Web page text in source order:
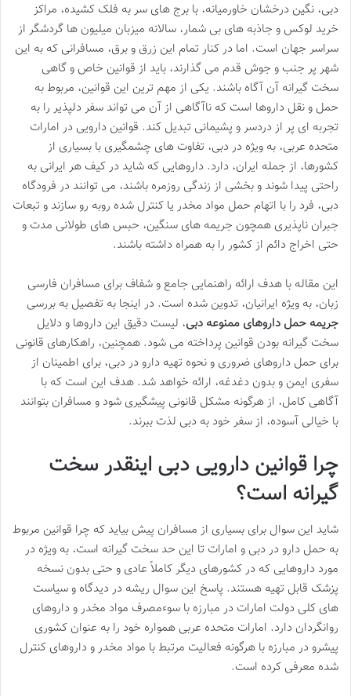
دبی، نگین درخشان خاورمیانه، با برج های سر به فلک کشیده، مراکز
خرید لوکس و جاذبه های بی شمار، سالانه میزبان میلیون ها گردشگر از
سراسر جهان است. اما در کنار تمام این زرق و برق، مسافرانی که به این
شهر پر جنب و جوش قدم می گذارند، باید از قوانین خاص و گاهی
سخت گیرانه آن آگاه باشند. یکی از مهم ترین این قوانین، مربوط به
حمل و نقل داروها است که ناآگاهی از آن می تواند سفر دلپذیر را به
تجربه ای پر از دردسر و پشیمانی تبدیل کند. قوانین دارویی در امارات
متحده عربی، به ویژه در دبی، تفاوت های چشمگیری با بسیاری از
کشورها، از جمله ایران، دارد. داروهایی که شاید در کیف هر ایرانی به
راحتی پیدا شوند و بخشی از زندگی روزمره باشند، می توانند در فرودگاه
دبی، فرد را با اتهام حمل مواد مخدر یا کنترل شده روبه رو سازند و تبعات
جبران ناپذیری همچون جریمه های سنگین، حبس های طولانی مدت و
حتی اخراج دائم از کشور را به همراه داشته باشند.
این مقاله با هدف ارائه راهنمایی جامع و شفاف برای مسافران فارسی
زبان، به ویژه ایرانیان، تدوین شده است. در اینجا به تفصیل به بررسی
جریمه حمل داروهای ممنوعه دبی، لیست دقیق این داروها و دلایل
سخت گیرانه بودن قوانین پرداخته می شود. همچنین، راهکارهای قانونی
برای حمل داروهای ضروری و نحوه تهیه دارو در دبی، برای اطمینان از
سفری ایمن و بدون دغدغه، ارائه خواهد شد. هدف این است که با
آگاهی کامل، از هرگونه مشکل قانونی پیشگیری شود و مسافران بتوانند
با خیالی آسوده، از سفر خود به دبی لذت ببرند.
چرا قوانین دارویی دبی اینقدر سخت
گیرانه است؟
شاید این سوال برای بسیاری از مسافران پیش بیاید که چرا قوانین مربوط
به حمل دارو در دبی و امارات تا این حد سخت گیرانه است، به ویژه در
مورد داروهایی که در کشورهای دیگر کاملاً عادی و حتی بدون نسخه
پزشک قابل تهیه هستند. پاسخ این سوال ریشه در دیدگاه و سیاست
های کلی دولت امارات در مبارزه با سوءمصرف مواد مخدر و داروهای
روانگردان دارد. امارات متحده عربی همواره خود را به عنوان کشوری
پیشرو در مبارزه با هرگونه فعالیت مرتبط با مواد مخدر و داروهای کنترل
شده معرفی کرده است.